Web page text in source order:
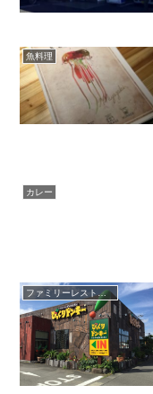
魚料理
カレー
ファミリーレストラン